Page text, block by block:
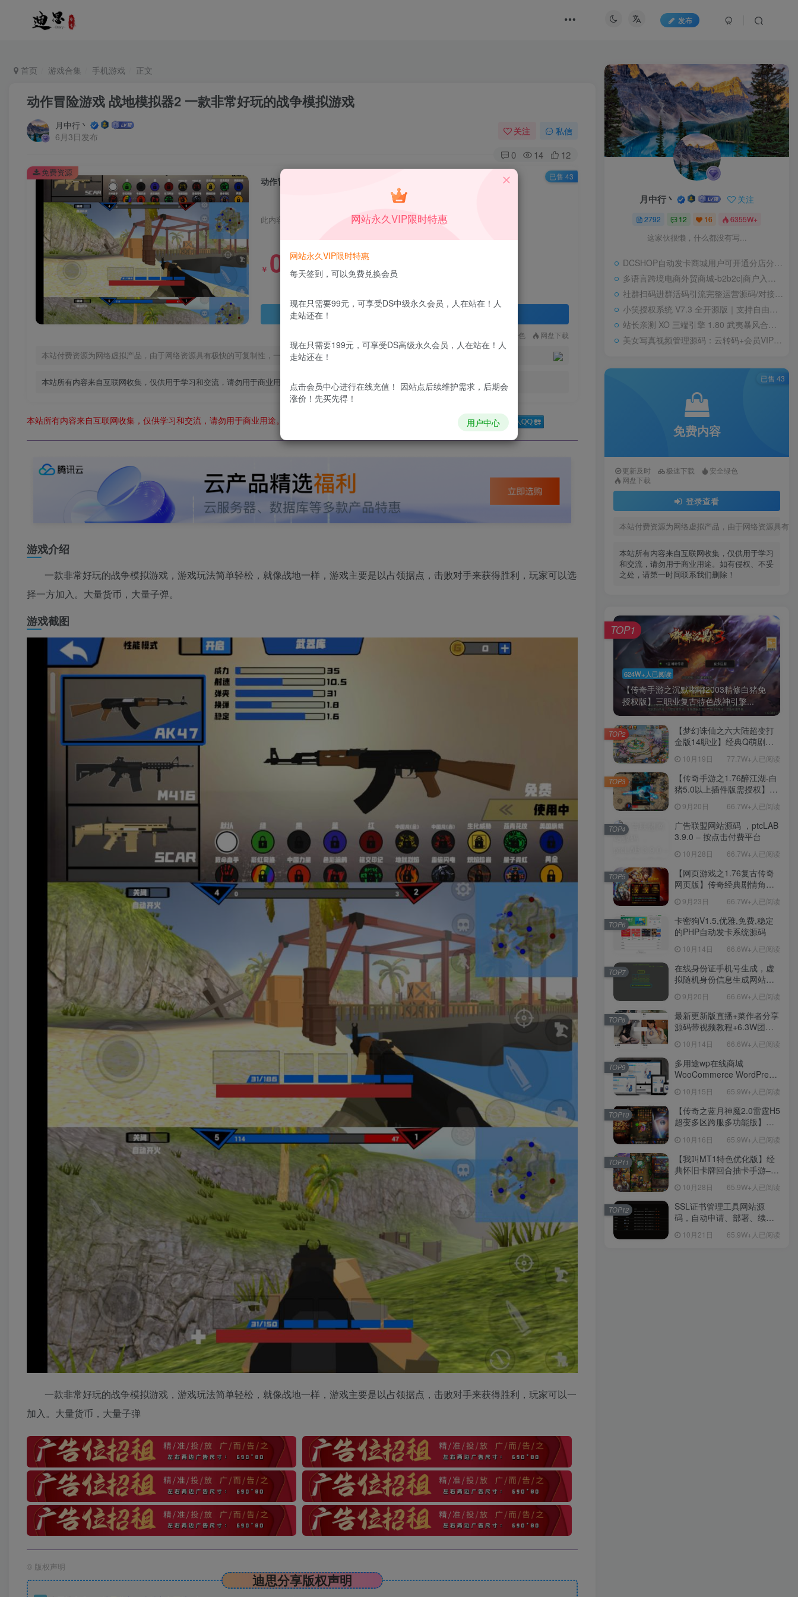
发布
首页 游戏合集 手机游戏 正文
动作冒险游戏 战地模拟器2 一款非常好玩的战争模拟游戏
月中行丶
6月3日发布
关注 私信
0 14 12
动作冒险游戏 战地模拟器2 一款非常好玩的战争模拟游戏
此内容为免费资源，请登录后查看
￥ 0 限时特惠
￥ 99
安全绿色 网盘下载
本站付费资源为网络虚拟产品，由于网络资源具有极快的可复制性，一经出售不予退款，购买如有疑问请及时联系站长QQ：
本站所有内容来自互联网收集，仅供用于学习和交流，请勿用于商业用途。如有侵权、不妥之处，请第一时间联系我们删除！
免费资源 已售 43
本站所有内容来自互联网收集，仅供学习和交流，请勿用于商业用途。如有侵权、不妥之处，请第一时间联系我们删除！ Q群：
游戏介绍
一款非常好玩的战争模拟游戏，游戏玩法简单轻松，就像战地一样，游戏主要是以占领据点，击败对手来获得胜利，玩家可以选
择一方加入。大量货币，大量子弹。
游戏截图
一款非常好玩的战争模拟游戏，游戏玩法简单轻松，就像战地一样，游戏主要是以占领据点，击败对手来获得胜利，玩家可以一
加入。大量货币，大量子弹
© 版权声明
迪思分享版权声明
月中行丶 关注
2792 12 16 6355W+
这家伙很懒，什么都没有写...
DCSHOP自动发卡商城用户可开通分店分销，支持实物发货，自带博客功能
多语言跨境电商外贸商城-b2b2c|商户入驻|随机物流|信用分|平台代发
社群扫码进群活码引流完整运营源码/对接免签约支付接口/推广正常绑定下级
小笑授权系统 V7.3 全开源版｜支持自由二次开发
站长亲测 XO 三端引擎 1.80 武夷暴风合击复古传奇手游服务端 魔神领域盘古圣地降魔天堂
美女写真视频管理源码：云转码+会员VIP系统，一键采集+代理系统全支持
免费内容
更新及时 极速下载
安全绿色
网盘下载
登录查看
本站付费资源为网络虚拟产品，由于网络资源具有
本站所有内容来自互联网收集，仅供用于学习
和交流，请勿用于商业用途。如有侵权、不妥
之处，请第一时间联系我们删除！
已售 43
624W+人已阅读
【传奇手游之沉默嘟嘟2003精修白猪免
授权版】三职业复古特色战神引擎...
TOP1
【梦幻诛仙之六大陆超变打
金版14职业】经典Q萌剧情
Linux服务端源码视频架设教
程-新版多功能GM网页后台
工具-安卓苹果IOS双端版
本！
10月19日 77.7W+人已阅读
TOP2
【传奇手游之1.76醉江湖-白
猪5.0以上插件版需授权】三
手游-Win服务端源码视频架
设教程-新版GM多功能网页
授权物品后台-九层妖塔-法宠
系统-历练殿堂-尸家重地-GM
直冲网页后台-安卓苹果IOS
双端版本！
9月20日 66.7W+人已阅读
TOP3
广告联盟网站源码 ，ptcLAB
3.9.0 – 按点击付费平台
10月28日 66.7W+人已阅读
TOP4
【网页游戏之1.76复古传奇
网页版】传奇经典剧情角色
Win服务端源码视频架设教
程！
9月23日 66.7W+人已阅读
TOP5
卡密狗V1.5,优雅,免费,稳定
的PHP自动发卡系统源码
10月14日 66.6W+人已阅读
TOP6
在线身份证手机号生成，虚
拟随机身份信息生成网站源
9月20日 66.6W+人已阅读
TOP7
最新更新版直播+菜作者分享
源码带视频教程+6.3W团购
【源码+教程】
10月14日 66.6W+人已阅读
TOP8
多用途wp在线商城
WooCommerce WordPress
10月15日 65.9W+人已阅读
TOP9
【传奇之蓝月神魔2.0雷霆H5
超变多区跨服多功能版】三
理单机一键即玩镜像端-打包
Linux服务端源码-视频架设
教程
10月16日 65.9W+人已阅读
TOP10
【我叫MT1特色优化版】经
典怀旧卡牌回合抽卡手游–打
教程-多功能GM后台工具-网
页注册-安卓版本！
10月28日 65.9W+人已阅读
TOP11
SSL证书管理工具网站源
码，自动申请、部署、续期
10月21日 65.9W+人已阅读
TOP12
网站永久VIP限时特惠
网站永久VIP限时特惠
每天签到，可以免费兑换会员
现在只需要99元，可享受DS中级永久会员，人在站在！人
走站还在！
现在只需要199元，可享受DS高级永久会员，人在站在！人
走站还在！
点击会员中心进行在线充值！ 因站点后续维护需求，后期会
涨价！先买先得！
用户中心